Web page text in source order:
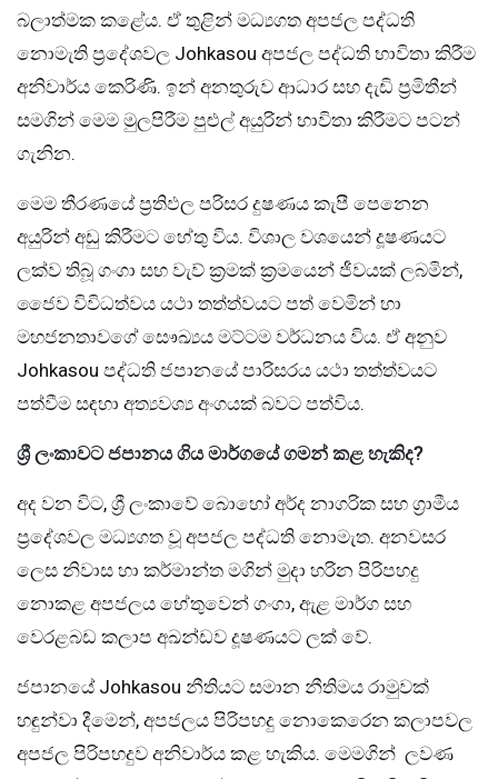
බලාත්මක කළේය. ඒ තුළින් මධ්‍යගත අපජල පද්ධති
නොමැති ප්‍රදේශවල Johkasou අපජල පද්ධති භාවිතා කිරීම
අනිවාර්ය කෙරිණි. ඉන් අනතුරුව ආධාර සහ දැඩි ප්‍රමිතීන්
සමගින් මෙම මුලපිරීම පුළුල් අයුරින් භාවිතා කිරීමට පටන්
ගැනින.
මෙම තීරණයේ ප්‍රතිඵල පරිසර දුෂණය කැපී පෙනෙන
අයුරින් අඩු කිරීමට හේතු විය. විශාල වශයෙන් දූෂණයට
ලක්ව තිබූ ගංගා සහ වැව් ක්‍රමක් ක්‍රමයෙන් ජීවයක් ලබමින්,
ජෛව විවිධත්වය යථා තත්ත්වයට පත් වෙමින් හා
මහජනතාවගේ සෞඛ්‍යය මට්ටම වර්ධනය විය. ඒ අනුව
Johkasou පද්ධති ජපානයේ පාරිසරය යථා තත්ත්වයට
පත්වීම සඳහා අත්‍යවශ්‍ය අංගයක් බවට පත්විය.
ශ්‍රී ලංකාවට ජපානය ගිය මාර්ගයේ ගමන් කළ හැකිද?
අද වන විට, ශ්‍රී ලංකාවේ බොහෝ අර්ද නාගරික සහ ග්‍රාමීය
ප්‍රදේශවල මධ්‍යගත වූ අපජල පද්ධති නොමැත. අනවසර
ලෙස නිවාස හා කර්මාන්ත මගින් මුදා හරින පිරිපහදු
නොකළ අපජලය හේතුවෙන් ගංගා, ඇළ මාර්ග සහ
වෙරළබඩ කලාප අඛන්ඩව දූෂණයට ලක් වේ.
ජපානයේ Johkasou නීතියට සමාන නීතිමය රාමුවක්
හඳුන්වා දීමෙන්, අපජලය පිරිපහදු නොකෙරෙන කලාපවල
අපජල පිරිපහදුව අනිවාර්ය කළ හැකිය. මෙමගින් ලවණ